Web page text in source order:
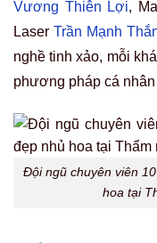
lý phụ nữ
Khi cảm thấy hài
tin hơn, tinh thần
mình hấp dẫn hơn,
cảm. Nhiều chị em
tâm lý trở nên tích cực